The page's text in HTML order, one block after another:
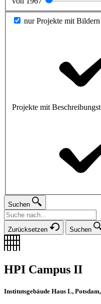
nur Projekte mit
Projekte mit
Suchen
Zurücksetzen Suchen
HPI Campus II
Institutsgebäude Haus L,